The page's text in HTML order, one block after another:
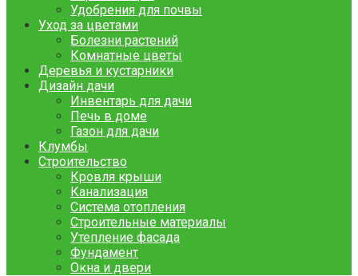
Удобрения для почвы
Уход за цветами
Болезни растений
Комнатные цветы
Деревья и кустарники
Дизайн дачи
Инвентарь для дачи
Печь в доме
Газон для дачи
Клумбы
Строительство
Кровля крыши
Канализация
Система отопления
Строительные материалы
Утепление фасада
Фундамент
Окна и двери